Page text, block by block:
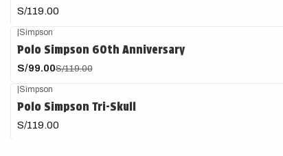
S/119.00
|Simpson
Polo Simpson 60th Anniversary
S/99.00S/119.00
|Simpson
Polo Simpson Tri-Skull
S/119.00